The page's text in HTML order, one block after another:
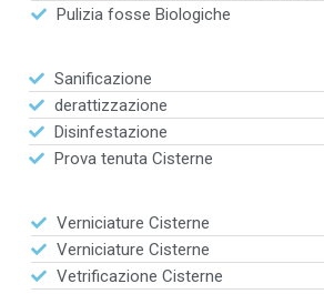
Pulizia fosse Biologiche
Sanificazione
derattizzazione
Disinfestazione
Prova tenuta Cisterne
Verniciature Cisterne
Verniciature Cisterne
Vetrificazione Cisterne